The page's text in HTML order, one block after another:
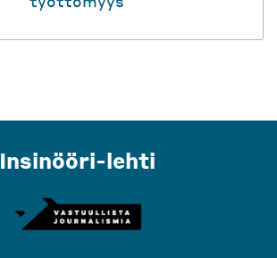
Insinööri-lehti